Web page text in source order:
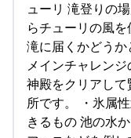
ューリ 滝登りの
らチューリの風
滝に届くかどうか
メインチャレン
神殿をクリアし
所です。 ・氷属
きるもの 池の水